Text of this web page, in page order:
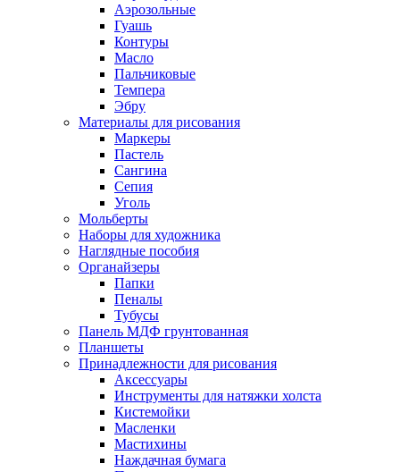
Аэрозольные
Гуашь
Контуры
Масло
Пальчиковые
Темпера
Эбру
Материалы для рисования
Маркеры
Пастель
Сангина
Сепия
Уголь
Мольберты
Наборы для художника
Наглядные пособия
Органайзеры
Папки
Пеналы
Тубусы
Панель МДФ грунтованная
Планшеты
Принадлежности для рисования
Аксессуары
Инструменты для натяжки холста
Кистемойки
Масленки
Мастихины
Наждачная бумага